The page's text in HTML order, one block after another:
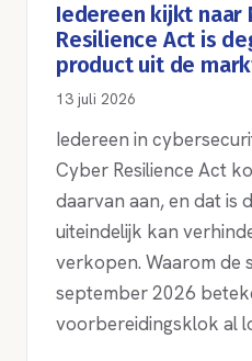
Iedereen kijkt naar
Resilience Act is
product uit de
13 juli 2026
Iedereen in
Cyber Resilience Act
daarvan aan, en dat is
uiteindelijk kan
verkopen. Waarom de
september 2026
voorbereidingsklok al